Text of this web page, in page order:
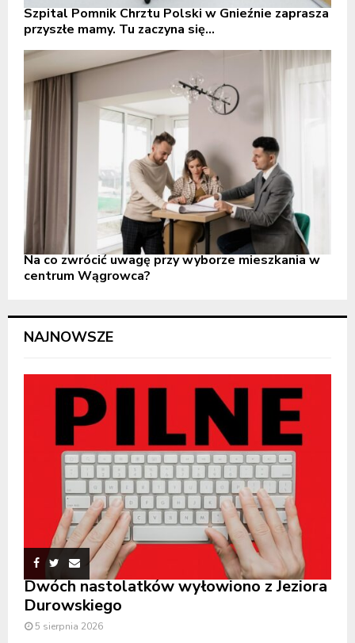
Szpital Pomnik Chrztu Polski w Gnieźnie zaprasza
przyszłe mamy. Tu zaczyna się...
Na co zwrócić uwagę przy wyborze mieszkania w
centrum Wągrowca?
NAJNOWSZE
Dwóch nastolatków wyłowiono z Jeziora
Durowskiego
5 sierpnia 2026